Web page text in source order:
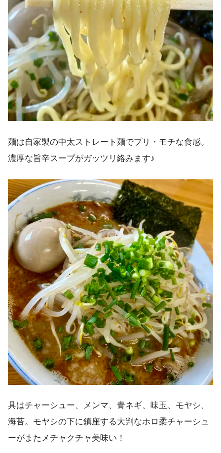
麺は自家製の中太ストレート麺でプリ・モチな食感。
濃厚な旨辛スープがガッツリ絡みます♪
具はチャーシュー、メンマ、青ネギ、味玉、モヤシ、
海苔。モヤシの下に鎮座する大判なホロ柔チャーシュ
ーがまたメチャクチャ美味い！